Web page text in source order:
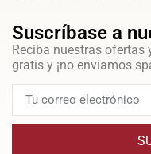
Suscríbase a
Reciba nuestras ofertas
gratis y ¡no enviamos